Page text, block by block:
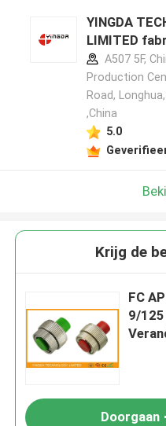
YINGDA
LIMITED
A507 5F,
Production
Road,
,China
5.0
Krijg de
FC
9/125
Doorgaan